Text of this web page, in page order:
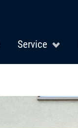
Service